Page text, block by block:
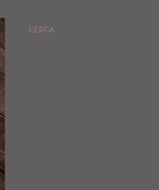
CERCA